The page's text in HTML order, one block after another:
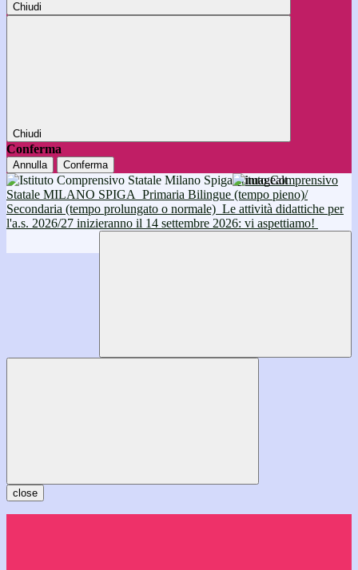
Chiudi
Chiudi
Conferma
Annulla Conferma
Istituto Comprensivo
Statale MILANO SPIGA Primaria Bilingue (tempo pieno)/
Secondaria (tempo prolungato o normale) Le attività didattiche per
l'a.s. 2026/27 inizieranno il 14 settembre 2026: vi aspettiamo!
close